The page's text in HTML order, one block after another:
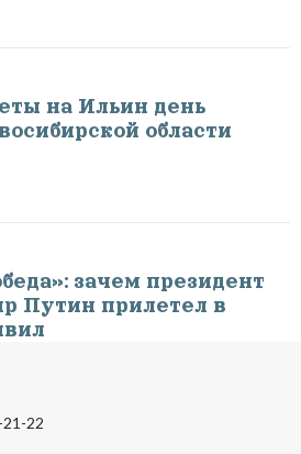
на Ильин день
области
зачем президент
Путин прилетел в
22